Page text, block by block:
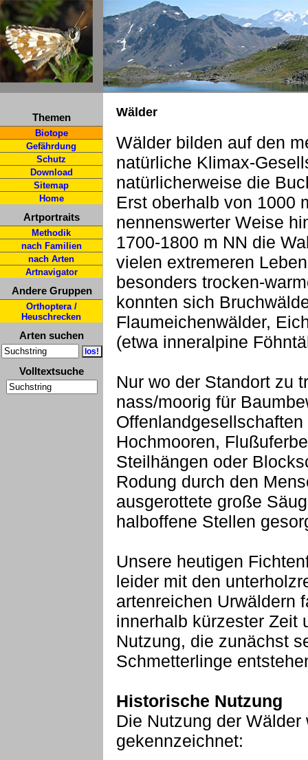
Themen
Biotope
Gefährdung
Schutz
Download
Sitemap
Home
Artportraits
Methodik
nach Familien
nach Arten
Artnavigator
Andere Gruppen
Orthoptera /
Heuschrecken
Arten suchen
Volltextsuche
Wälder
Wälder bilden auf den
natürliche Klimax-
natürlicherweise die
Erst oberhalb von 1000
nennenswerter Weise
1700-1800 m NN die
vielen extremeren
besonders trocken-
konnten sich
Flaumeichenwälder,
(etwa inneralpine
Nur wo der Standort zu
nass/moorig für
Hochmooren,
Steilhängen oder
Rodung durch den
ausgerottete große
halboffene Stellen
Unsere heutigen
leider mit den
artenreichen Urwäldern
innerhalb kürzester Zeit
Nutzung, die zunächst
Schmetterlinge
Historische Nutzung
Die Nutzung der
gekennzeichnet: